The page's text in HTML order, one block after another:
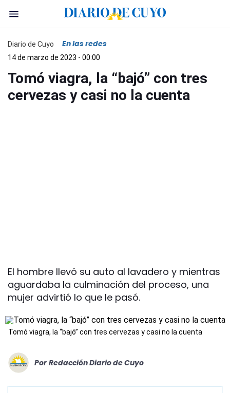
Diario de Cuyo En las redes
14 de marzo de 2023 - 00:00
Tomó viagra, la “bajó” con tres
cervezas y casi no la cuenta
El hombre llevó su auto al lavadero y mientras
aguardaba la culminación del proceso, una
mujer advirtió lo que le pasó.
Tomó viagra, la “bajó” con tres cervezas y casi no la cuenta
Por Redacción Diario de Cuyo